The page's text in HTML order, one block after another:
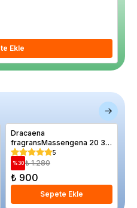
Ekle
Dracaena
fragransMassengena 20 30
cm Saksıda5
%30 ₺ 1.280
₺ 900
Sepete Ekle